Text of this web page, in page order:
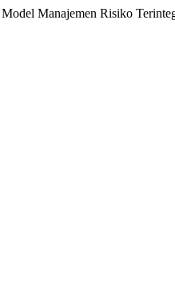
Manajemen Risiko